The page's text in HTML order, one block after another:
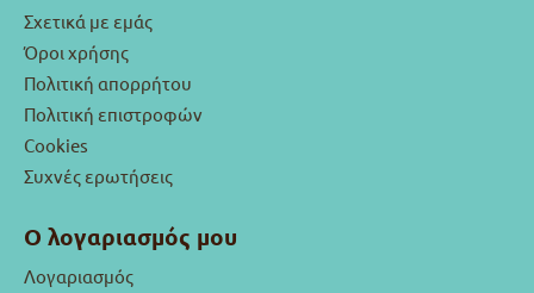
Σχετικά με εμάς
Όροι χρήσης
Πολιτική απορρήτου
Πολιτική επιστροφών
Cookies
Συχνές ερωτήσεις
Ο λογαριασμός μου
Λογαριασμός